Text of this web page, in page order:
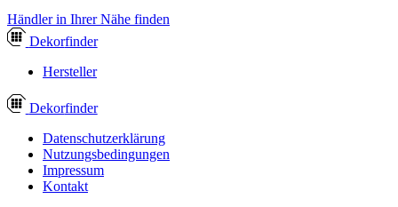
Händler in Ihrer Nähe finden
Dekorfinder
Hersteller
Dekorfinder
Datenschutzerklärung
Nutzungsbedingungen
Impressum
Kontakt